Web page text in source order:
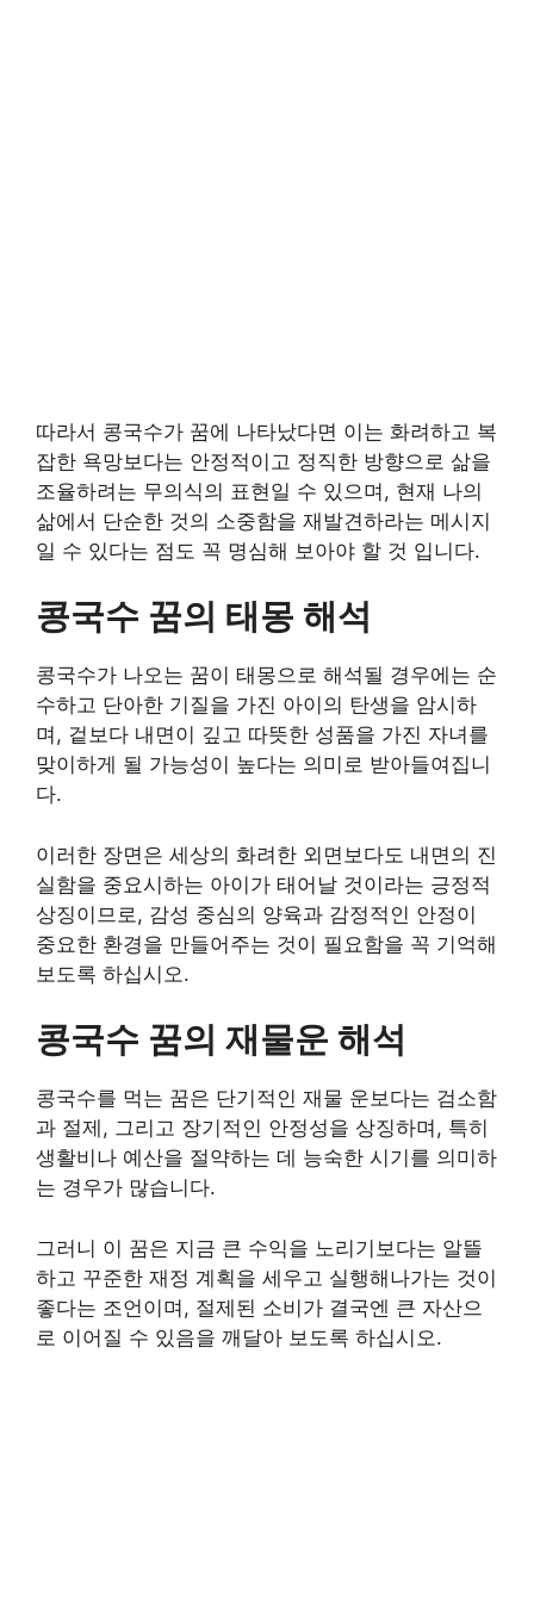
따라서 콩국수가 꿈에 나타났다면 이는 화려하고 복
잡한 욕망보다는 안정적이고 정직한 방향으로 삶을
조율하려는 무의식의 표현일 수 있으며, 현재 나의
삶에서 단순한 것의 소중함을 재발견하라는 메시지
일 수 있다는 점도 꼭 명심해 보아야 할 것 입니다.
콩국수 꿈의 태몽 해석
콩국수가 나오는 꿈이 태몽으로 해석될 경우에는 순
수하고 단아한 기질을 가진 아이의 탄생을 암시하
며, 겉보다 내면이 깊고 따뜻한 성품을 가진 자녀를
맞이하게 될 가능성이 높다는 의미로 받아들여집니
다.
이러한 장면은 세상의 화려한 외면보다도 내면의 진
실함을 중요시하는 아이가 태어날 것이라는 긍정적
상징이므로, 감성 중심의 양육과 감정적인 안정이
중요한 환경을 만들어주는 것이 필요함을 꼭 기억해
보도록 하십시오.
콩국수 꿈의 재물운 해석
콩국수를 먹는 꿈은 단기적인 재물 운보다는 검소함
과 절제, 그리고 장기적인 안정성을 상징하며, 특히
생활비나 예산을 절약하는 데 능숙한 시기를 의미하
는 경우가 많습니다.
그러니 이 꿈은 지금 큰 수익을 노리기보다는 알뜰
하고 꾸준한 재정 계획을 세우고 실행해나가는 것이
좋다는 조언이며, 절제된 소비가 결국엔 큰 자산으
로 이어질 수 있음을 깨달아 보도록 하십시오.